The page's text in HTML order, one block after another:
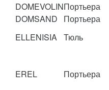
DOMEVOLINПортьера
DOMSAND
Портьера
ELLENISIA Тюль
EREL Портьера